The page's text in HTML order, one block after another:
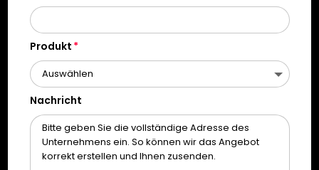
Produkt
Nachricht